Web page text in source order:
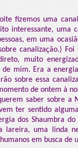
fizemos uma
interessante, uma
em uma
canalização.)
muito
mim. Era a
sobre essa
de ontem à
saber sobre a
ter sentido
dos Shaumbra
lareira, uma linda
em busca de